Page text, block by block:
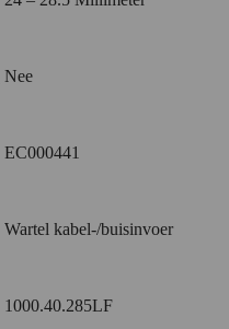
Nee
EC000441
Wartel kabel-/buisinvoer
1000.40.285LF